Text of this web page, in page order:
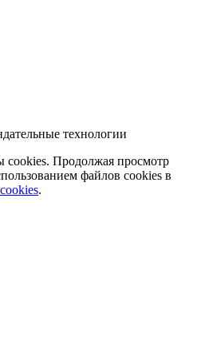
технологии
cookies. Продолжая просмотр
файлов cookies в
.